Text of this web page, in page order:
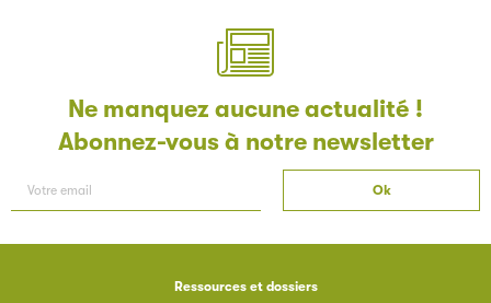
Ne manquez aucune actualité !
Abonnez-vous à notre newsletter
Ressources et dossiers
Le jeu de lecture à voix haute gratuit et ouvert à tous les